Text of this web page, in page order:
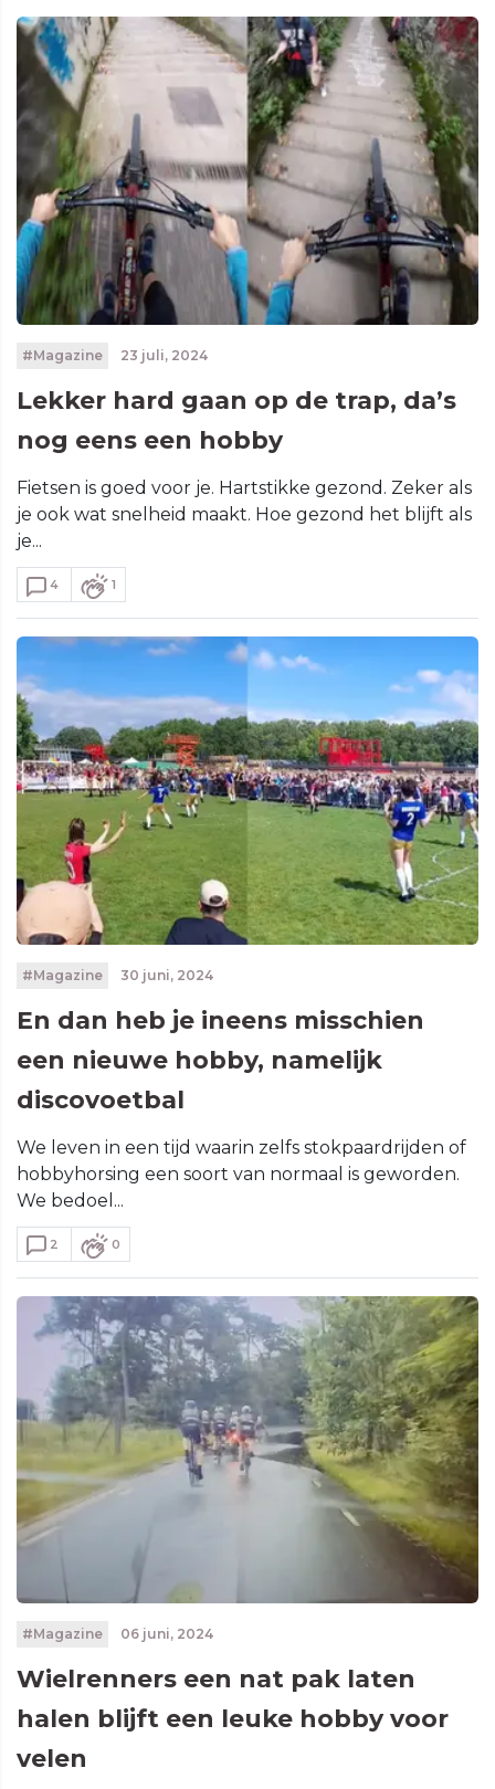
#Magazine 23 juli, 2024
Lekker hard gaan op de trap, da’s
nog eens een hobby
Fietsen is goed voor je. Hartstikke gezond. Zeker als
je ook wat snelheid maakt. Hoe gezond het blijft als
je...
4 1
#Magazine 30 juni, 2024
En dan heb je ineens misschien
een nieuwe hobby, namelijk
discovoetbal
We leven in een tijd waarin zelfs stokpaardrijden of
hobbyhorsing een soort van normaal is geworden.
We bedoel...
2 0
#Magazine 06 juni, 2024
Wielrenners een nat pak laten
halen blijft een leuke hobby voor
velen